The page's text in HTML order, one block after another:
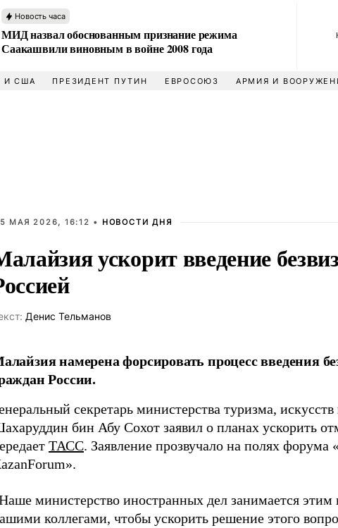
Новость часа
МИД назвал обоснованным признание режима
Саакашвили виновным в войне 2008 года
И США ПРЕЗИДЕНТ ПУТИН ЕВРОСОЮЗ АРМИЯ И
МАЯ 2026, 16:12 • НОВОСТИ ДНЯ
ускорит введение
Денис Тельманов
намерена форсировать процесс введения
России.
секретарь министерства туризма,
бин Абу Сохот заявил о планах ускорить
ТАСС. Заявление прозвучало на полях
министерство иностранных дел занимается
коллегами, чтобы ускорить решение этого